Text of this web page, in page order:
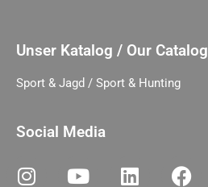
Unser Katalog / Our Catalog
Sport & Jagd / Sport & Hunting
Social Media